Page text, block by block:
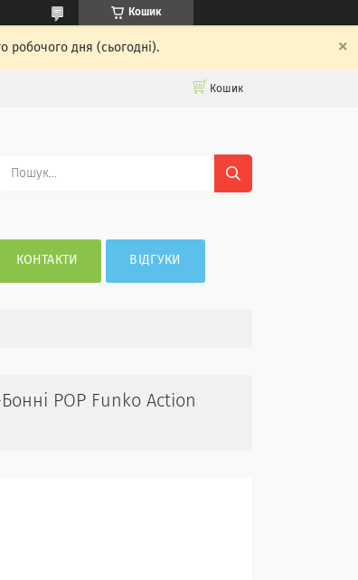
Кошик
робочого дня (сьогодні).
Кошик
КОНТАКТИ ВІДГУКИ
POP Funko Action